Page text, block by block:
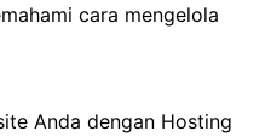
cara mengelola
Anda dengan Hosting